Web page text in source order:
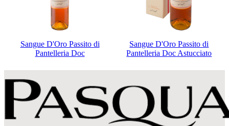
Sangue D'Oro Passito di
Pantelleria Doc
Sangue D'Oro Passito di
Pantelleria Doc Astucciato